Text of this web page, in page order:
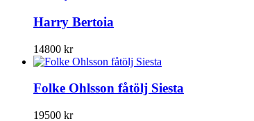
Harry Bertoia
14800 kr
Folke Ohlsson fåtölj Siesta
19500 kr